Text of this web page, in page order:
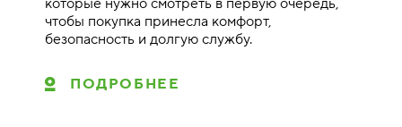
которые нужно смотреть в первую очередь,
чтобы покупка принесла комфорт,
безопасность и долгую службу.
ПОДРОБНЕЕ